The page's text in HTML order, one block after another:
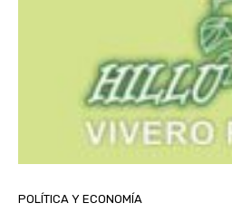
POLÍTICA Y ECONOMÍA